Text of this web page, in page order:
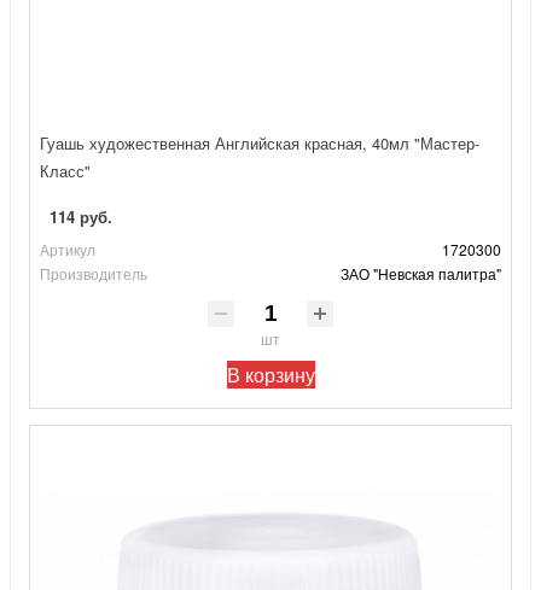
Гуашь художественная Английская красная, 40мл "Мастер-
Класс"
114 руб.
Артикул
1720300
Производитель
ЗАО "Невская палитра"
шт
В корзину